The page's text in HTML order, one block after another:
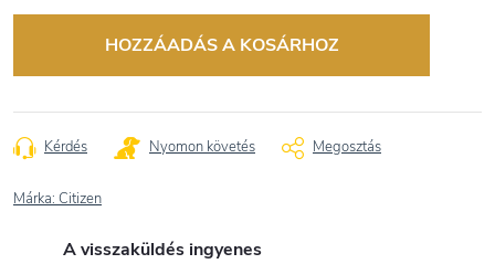
HOZZÁADÁS A KOSÁRHOZ
Kérdés Nyomon követés Megosztás
Márka: Citizen
A visszaküldés ingyenes